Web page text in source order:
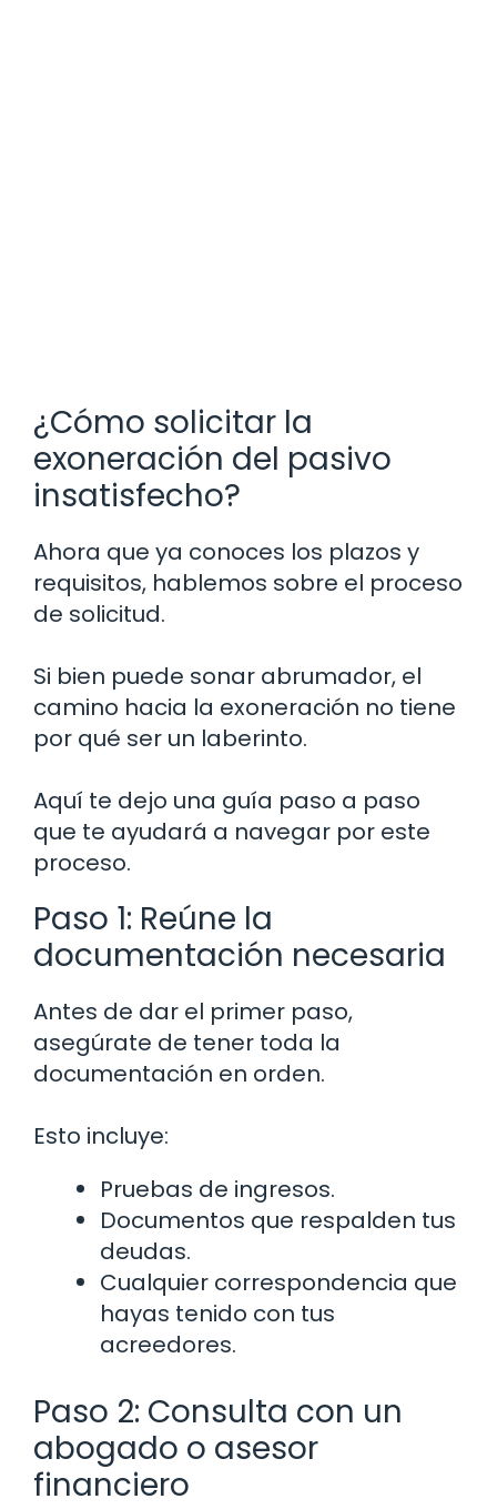
¿Cómo solicitar la
exoneración del pasivo
insatisfecho?
Ahora que ya conoces los plazos y
requisitos, hablemos sobre el proceso
de solicitud.
Si bien puede sonar abrumador, el
camino hacia la exoneración no tiene
por qué ser un laberinto.
Aquí te dejo una guía paso a paso
que te ayudará a navegar por este
proceso.
Paso 1: Reúne la
documentación necesaria
Antes de dar el primer paso,
asegúrate de tener toda la
documentación en orden.
Esto incluye:
Pruebas de ingresos.
Documentos que respalden tus
deudas.
Cualquier correspondencia que
hayas tenido con tus
acreedores.
Paso 2: Consulta con un
abogado o asesor
financiero